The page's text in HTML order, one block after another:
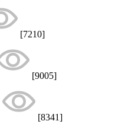
[7210]
[9005]
[8341]